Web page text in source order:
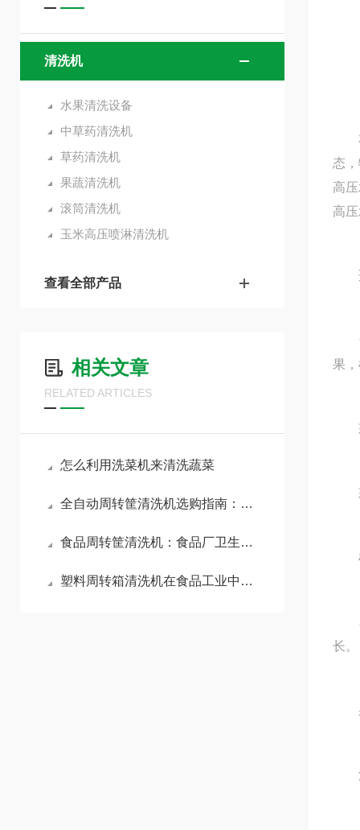
清洗机
水果清洗设备
中草药清洗机
草药清洗机
果蔬清洗机
滚筒清洗机
玉米高压喷淋清洗机
查看全部产品
相关文章
RELATED ARTICLES
怎么利用洗菜机来清洗蔬菜
全自动周转筐清洗机选购指南：核心参数与避坑要点全解析
食品周转筐清洗机：食品厂卫生清洗解决方案
塑料周转箱清洗机在食品工业中的重要性
本
态
高
高
适
适
果
蒜
蒜
机
本
长。
采
流